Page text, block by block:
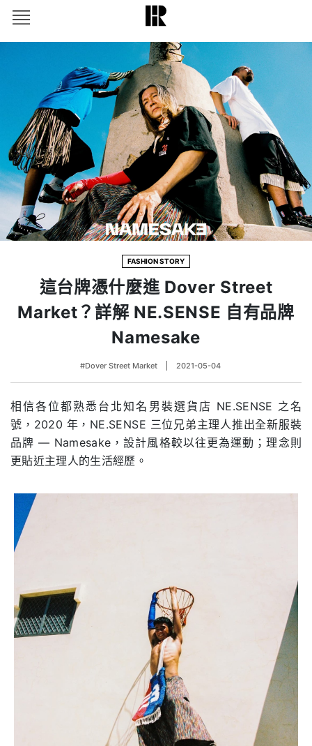
FASHION STORY
這台牌憑什麼進 Dover Street
Market？詳解 NE.SENSE 自有品牌
Namesake
#Dover Street Market 2021-05-04
相信各位都熟悉台北知名男裝選貨店 NE.SENSE 之名
號，2020 年，NE.SENSE 三位兄弟主理人推出全新服裝
品牌 — Namesake，設計風格較以往更為運動；理念則
更貼近主理人的生活經歷。